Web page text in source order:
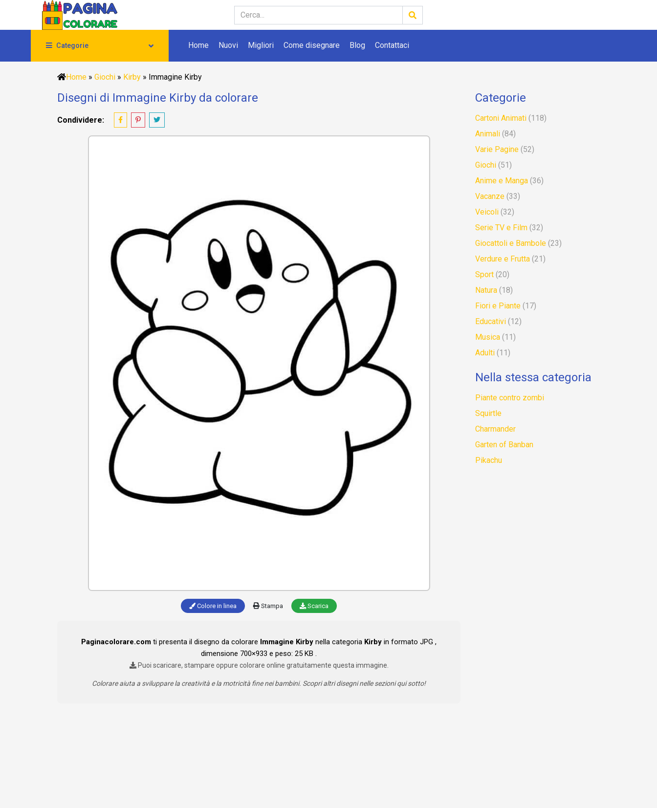
Categorie Home Nuovi Migliori Come disegnare Blog Contattaci
Home » Giochi » Kirby » Immagine Kirby
Disegni di Immagine Kirby da colorare
Condividere:
Colore in linea Stampa Scarica
Paginacolorare.com ti presenta il disegno da colorare Immagine Kirby nella categoria Kirby in formato JPG ,
dimensione 700×933 e peso: 25 KB .
Puoi scaricare, stampare oppure colorare online gratuitamente questa immagine.
Colorare aiuta a sviluppare la creatività e la motricità fine nei bambini. Scopri altri disegni nelle sezioni qui sotto!
Categorie
Cartoni Animati (118)
Animali (84)
Varie Pagine (52)
Giochi (51)
Anime e Manga (36)
Vacanze (33)
Veicoli (32)
Serie TV e Film (32)
Giocattoli e Bambole (23)
Verdure e Frutta (21)
Sport (20)
Natura (18)
Fiori e Piante (17)
Educativi (12)
Musica (11)
Adulti (11)
Nella stessa categoria
Piante contro zombi
Squirtle
Charmander
Garten of Banban
Pikachu